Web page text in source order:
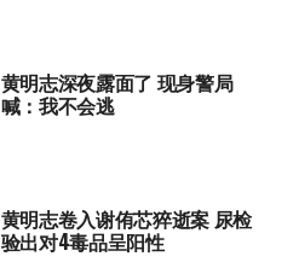
黄明志深夜露面了 现身警局
喊：我不会逃
黄明志卷入谢侑芯猝逝案 尿检
验出对4毒品呈阳性